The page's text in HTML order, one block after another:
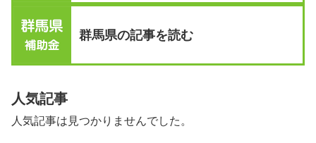
群馬県の記事を読む
人気記事
人気記事は見つかりませんでした。